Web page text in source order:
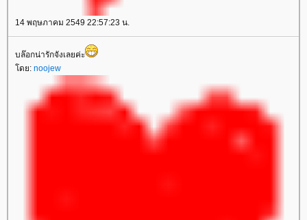
14 พฤษภาคม 2549 22:57:23 น.
บล๊อกน่ารักจังเลยค่ะ
ดย: noojew